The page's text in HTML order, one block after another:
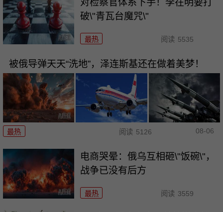
对检察官体系下手！李在明要打
破\"青瓦台魔咒\"
最热 阅读 5535
被俄导弹天天“洗地”，泽连斯基还在做着美梦！
最热 阅读 5126 08-06
电商哭晕：俄乌互相砸\"饭碗\"，
战争已没有后方
最热 阅读 3559